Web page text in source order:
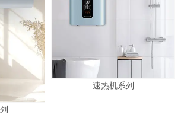
速热机系列